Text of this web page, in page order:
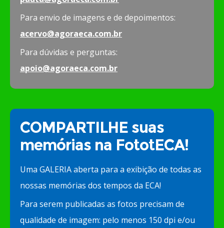
Para envio de imagens e de depoimentos:
acervo@agoraeca.com.br
Para dúvidas e perguntas:
apoio@agoraeca.com.br
COMPARTILHE suas
memórias na FototECA!
Uma GALERIA aberta para a exibição de todas as
nossas memórias dos tempos da ECA!
Para serem publicadas as fotos precisam de
qualidade de imagem: pelo menos 150 dpi e/ou